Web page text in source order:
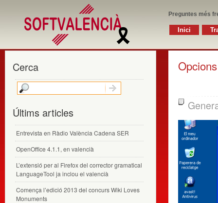
Preguntes més
Inici
Cerca
Últims articles
Entrevista en Ràdio València Cadena SER
OpenOffice 4.1.1, en valencià
L’extensió per al Firefox del corrector gramatical
LanguageTool ja inclou el valencià
Comença l’edició 2013 del concurs Wiki Loves
Monuments